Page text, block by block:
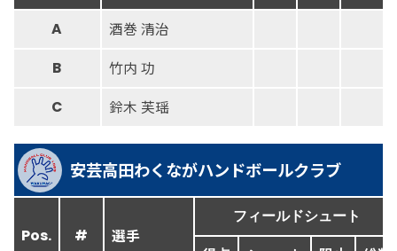
A 酒巻 清治
B 竹内 功
C 鈴木 芙瑶
安芸高田わくながハンドボールクラブ
Pos. # 選手
フィールドシュート